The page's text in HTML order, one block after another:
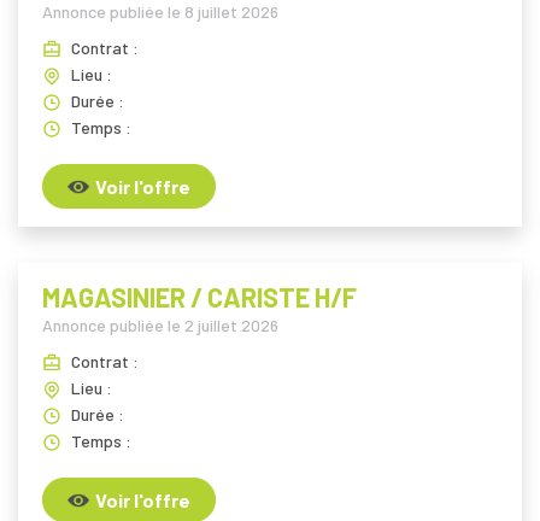
Annonce publiée le 8 juillet 2026
Contrat :
Lieu :
Durée :
Temps :
Voir l'offre
MAGASINIER / CARISTE H/F
Annonce publiée le 2 juillet 2026
Contrat :
Lieu :
Durée :
Temps :
Voir l'offre